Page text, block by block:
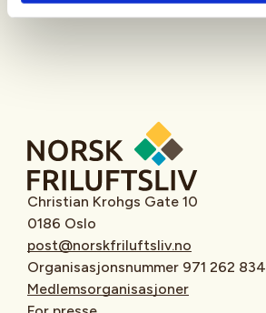
Christian Krohgs Gate 10
0186 Oslo
post@norskfriluftsliv.no
Organisasjonsnummer 971 262 834
Medlemsorganisasjoner